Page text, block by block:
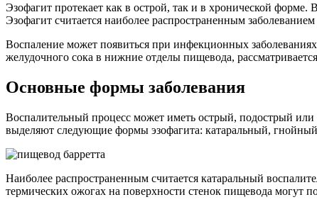
Эзофагит протекает как в острой, так и в хронической
Эзофагит считается наиболее распространенным
Воспаление может появиться при инфекционных
желудочного сока в нижние отделы пищевода,
Основные формы заболевания
Воспалительный процесс может иметь острый, подострый или
выделяют следующие формы эзофагита: катаральный,
Наиболее распространенным считается катаральный
термических ожогах на поверхности стенок пищевода могут